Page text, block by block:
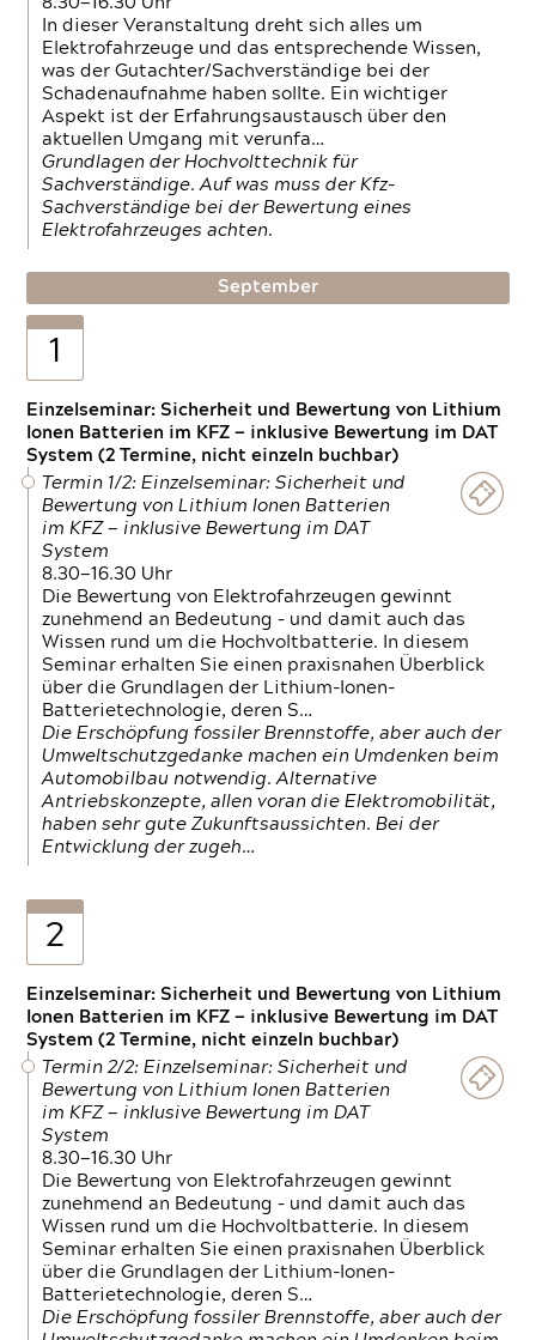
In dieser Veranstaltung dreht sich alles um
Elektrofahrzeuge und das entsprechende Wissen,
was der Gutachter/Sachverständige bei der
Schadenaufnahme haben sollte. Ein wichtiger
Aspekt ist der Erfahrungsaustausch über den
aktuellen Umgang mit verunfa…
Grundlagen der Hochvolttechnik für
Sachverständige. Auf was muss der Kfz-
Sachverständige bei der Bewertung eines
Elektrofahrzeuges achten.
September
1
Einzelseminar: Sicherheit und Bewertung von Lithium
Ionen Batterien im KFZ — inklusive Bewertung im DAT
System (2 Termine, nicht einzeln buchbar)
Termin 1/2: Einzelseminar: Sicherheit und
Bewertung von Lithium Ionen Batterien
im KFZ — inklusive Bewertung im DAT
System
8.30—16.30 Uhr
Die Bewertung von Elektrofahrzeugen gewinnt
zunehmend an Bedeutung – und damit auch das
Wissen rund um die Hochvoltbatterie. In diesem
Seminar erhalten Sie einen praxisnahen Überblick
über die Grundlagen der Lithium-Ionen-
Batterietechnologie, deren S…
Die Erschöpfung fossiler Brennstoffe, aber auch der
Umweltschutzgedanke machen ein Umdenken beim
Automobilbau notwendig. Alternative
Antriebskonzepte, allen voran die Elektromobilität,
haben sehr gute Zukunftsaussichten. Bei der
Entwicklung der zugeh…
2
Einzelseminar: Sicherheit und Bewertung von Lithium
Ionen Batterien im KFZ — inklusive Bewertung im DAT
System (2 Termine, nicht einzeln buchbar)
Termin 2/2: Einzelseminar: Sicherheit und
Bewertung von Lithium Ionen Batterien
im KFZ — inklusive Bewertung im DAT
System
8.30—16.30 Uhr
Die Bewertung von Elektrofahrzeugen gewinnt
zunehmend an Bedeutung – und damit auch das
Wissen rund um die Hochvoltbatterie. In diesem
Seminar erhalten Sie einen praxisnahen Überblick
über die Grundlagen der Lithium-Ionen-
Batterietechnologie, deren S…
Die Erschöpfung fossiler Brennstoffe, aber auch der